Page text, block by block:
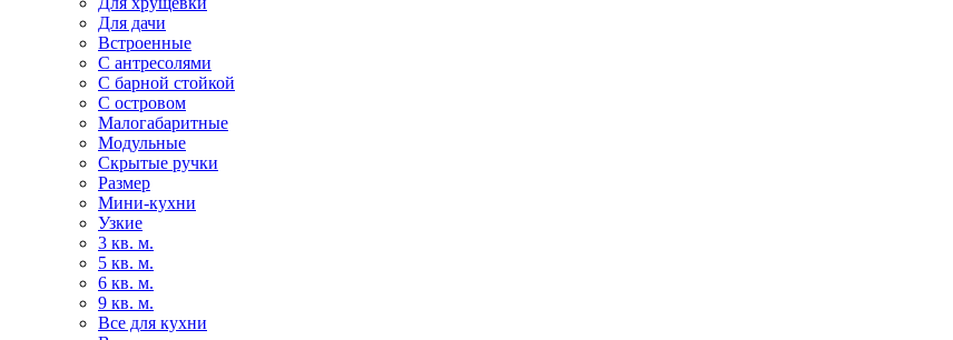
Для дачи
Встроенные
С антресолями
С барной стойкой
С островом
Малогабаритные
Модульные
Скрытые ручки
Размер
Мини-кухни
Узкие
3 кв. м.
5 кв. м.
6 кв. м.
9 кв. м.
Все для кухни